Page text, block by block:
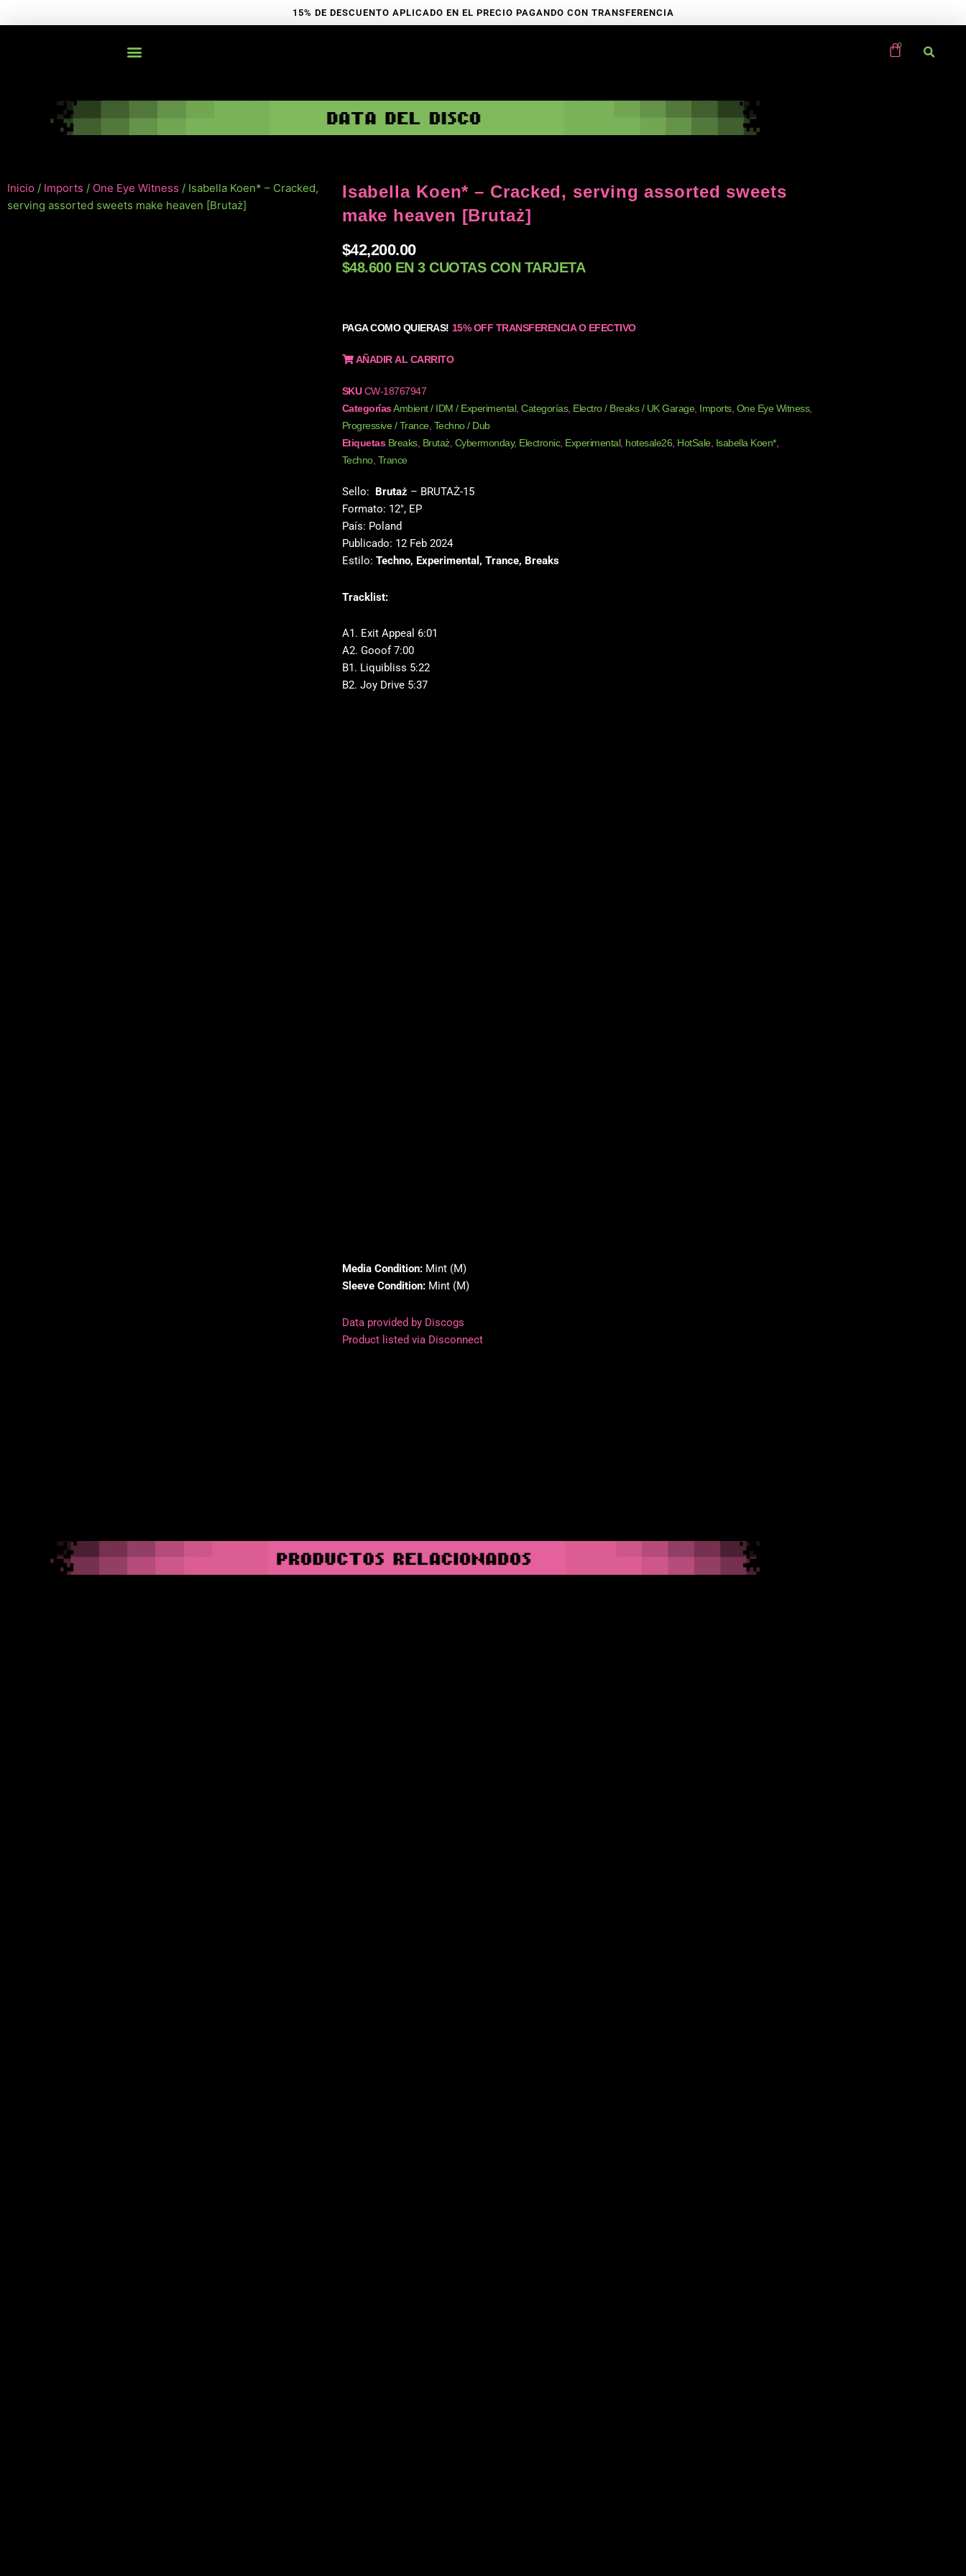
al
15% DE DESCUENTO APLICADO EN EL PRECIO PAGANDO CON TRANSFERENCIA
Inicio / Imports / One Eye Witness / Isabella Koen* – Cracked,
serving assorted sweets make heaven [Brutaż]
Isabella Koen* – Cracked, serving assorted sweets
make heaven [Brutaż]
$42,200.00
$48.600 EN 3 CUOTAS CON TARJETA
PAGA COMO QUIERAS! 15% OFF TRANSFERENCIA O EFECTIVO
AÑADIR AL CARRITO
SKUCW-18767947
CategoríasAmbient / IDM / Experimental,Categorías, Electro / Breaks / UK Garage, Imports, One Eye Witness,
Progressive / Trance, Techno / Dub
Etiquetas Breaks, Brutaż, Cybermonday, Electronic, Experimental, hotesale26, HotSale, Isabella Koen*,
Techno, Trance
Sello: Brutaż ‎– BRUTAŻ-15
Formato: 12″, EP
País: Poland
Publicado: 12 Feb 2024
Estilo: Techno, Experimental, Trance, Breaks
Tracklist:
A1. Exit Appeal 6:01
A2. Gooof 7:00
B1. Liquibliss 5:22
B2. Joy Drive 5:37
Media Condition:Mint (M)
Sleeve Condition:Mint (M)
Data provided by Discogs
Product listed via Disconnect